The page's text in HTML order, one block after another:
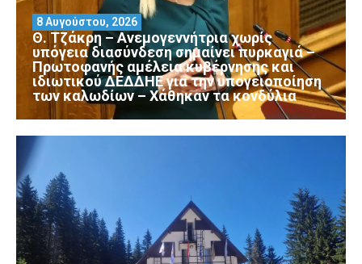
Θ. Τζάκρη – Ανεμογεννήτρια χωρίς
υπόγεια διασύνδεση σημαίνει πυρκαγιά –
Πρωτοφανής αμέλεια κυβέρνησης και
ιδιωτικού ΔΕΔΔΗΕ για την υπογειοποίηση
των καλωδίων – Χάθηκαν τα κονδύλια
8 Αυγούστου, 2026